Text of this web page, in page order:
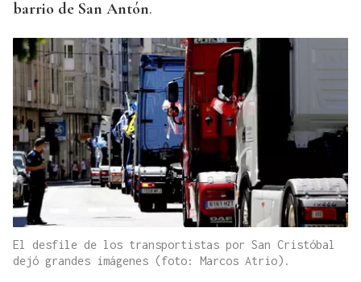
barrio de San Antón.
El desfile de los transportistas por San Cristóbal
dejó grandes imágenes (foto: Marcos Atrio).